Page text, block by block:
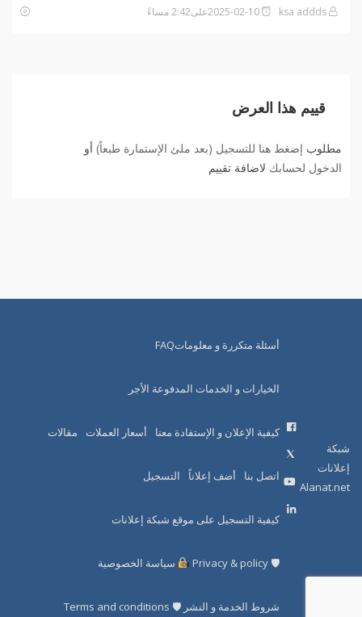
قييم هذا العرض
مطلوب إضغط هنا للتسجيل (بعد ملئ الإستمارة طبعاً) أو
الدخول لحسابك لاضافة تقييم
شبكة
إعلانات
Alanat.net
أسئلة متكررة و معلوماتFAQ
الخيارات و الخدمات المدفوعة الأجر
كيفية الإعلان و الإستفادة معنا أسعار العملات مقالات
اتصل بنا أضف إعلاناً التسجيل
كيفية التسجيل على موقع شبكة إعلانات
🛡 Privacy & policy سياسة الخصوصية
شروط الخدمة و النشر 🛡 Terms and conditions